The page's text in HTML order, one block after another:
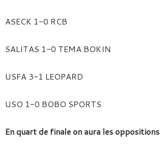
ASECK 1-0 RCB
SALITAS 1-0 TEMA BOKIN
USFA 3-1 LEOPARD
USO 1-0 BOBO SPORTS
En quart de finale on aura les oppositions